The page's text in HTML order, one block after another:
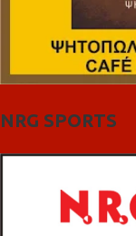
NRG SPORTS